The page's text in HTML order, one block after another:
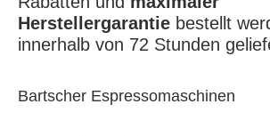
Herstellergarantie bestellt
innerhalb von 72 Stunden
Bartscher Espressomaschinen